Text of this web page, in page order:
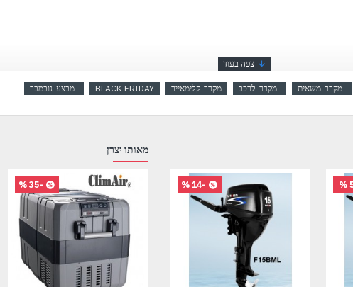
-מקרר-משאית -מקרר-לרכב מקרר-קלימאייר BLACK-FRIDAY -מבצע-נובמבר
-14 %
-16 %
מאותו יצרן
-35 %